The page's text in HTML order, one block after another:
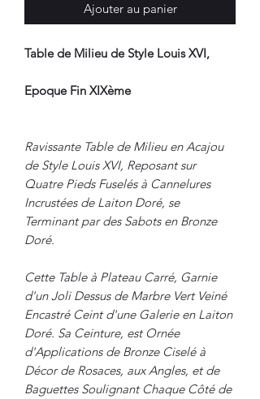
Ajouter au panier
Table de Milieu de Style Louis XVI,
Epoque Fin XIXème
Ravissante Table de Milieu en Acajou
de Style Louis XVI, Reposant sur
Quatre Pieds Fuselés à Cannelures
Incrustées de Laiton Doré, se
Terminant par des Sabots en Bronze
Doré.
Cette Table à Plateau Carré, Garnie
d'un Joli Dessus de Marbre Vert Veiné
Encastré Ceint d'une Galerie en Laiton
Doré. Sa Ceinture, est Ornée
d'Applications de Bronze Ciselé à
Décor de Rosaces, aux Angles, et de
Baguettes Soulignant Chaque Côté de